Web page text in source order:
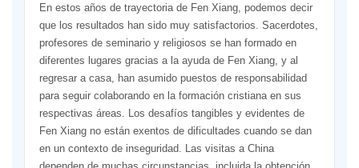
En estos años de trayectoria de Fen Xiang, podemos decir
que los resultados han sido muy satisfactorios. Sacerdotes,
profesores de seminario y religiosos se han formado en
diferentes lugares gracias a la ayuda de Fen Xiang, y al
regresar a casa, han asumido puestos de responsabilidad
para seguir colaborando en la formación cristiana en sus
respectivas áreas. Los desafíos tangibles y evidentes de
Fen Xiang no están exentos de dificultades cuando se dan
en un contexto de inseguridad. Las visitas a China